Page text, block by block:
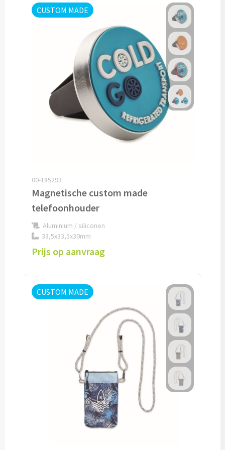
Heupflesjes bedrukken
Proteine shakers bedrukken
IJsblokjes bedrukken
Rietjes bedrukken
Custom made drinkflessen
Lunchbekers bedrukken
Voedselcontainers bedrukken
Saladeboxen bedrukken
Pepermunt bedrukken
Snoeppotten bedrukken
CUSTOM MADE
00-185293
Magnetische custom made
telefoonhouder
Aluminium / siliconen
33,5x33,5x30mm
Prijs op aanvraag
CUSTOM MADE